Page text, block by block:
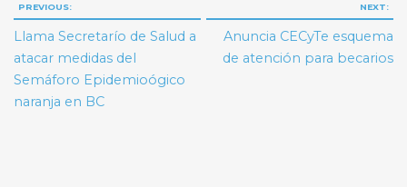
Navegación
de
entradas
PREVIOUS:
Llama Secretarío de Salud a
atacar medidas del
Semáforo Epidemioógico
naranja en BC
NEXT:
Anuncia CECyTe esquema
de atención para becarios